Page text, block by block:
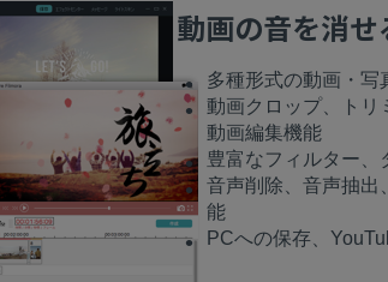
動画の音を消
多種形式の動画・写
動画クロップ、トリ
動画編集機能
豊富なフィルター、
音声削除、音声抽出
能
PCへの保存、